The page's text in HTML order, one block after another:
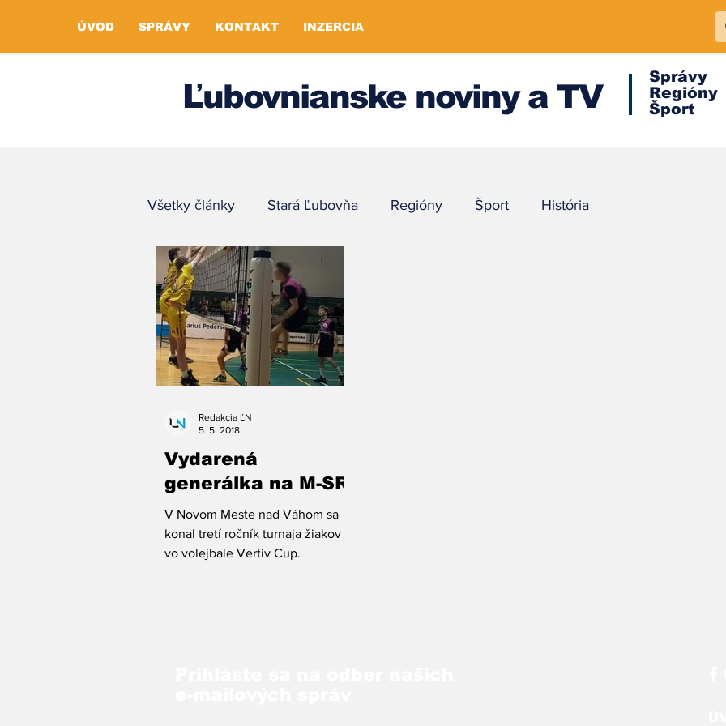
ÚVOD SPRÁVY KONTAKT INZERCIA
Ľubovnianske noviny a TV
Správy
Regióny
Šport
Všetky články Stará Ľubovňa Regióny Šport História
Vydarená
generálka na M-SR
V Novom Meste nad Váhom sa
konal tretí ročník turnaja žiakov
vo volejbale Vertiv Cup.
Redakcia ĽN
5. 5. 2018